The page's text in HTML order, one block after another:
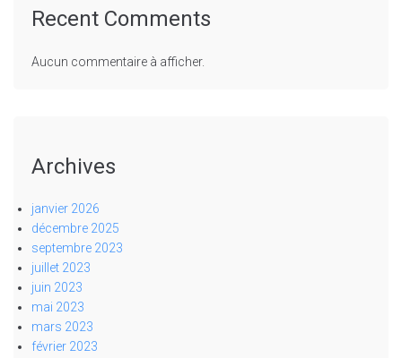
Recent Comments
Aucun commentaire à afficher.
Archives
janvier 2026
décembre 2025
septembre 2023
juillet 2023
juin 2023
mai 2023
mars 2023
février 2023